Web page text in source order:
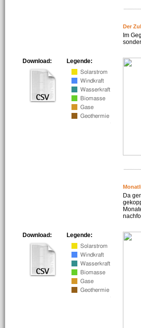
Der
Im
Legende:
Download:
Da
Legende:
Download: